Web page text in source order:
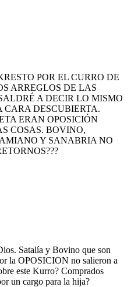
POR EL CURRO DE
ARREGLOS DE LAS
A DECIR LO MISMO
CARA DESCUBIERTA.
ERAN OPOSICIÓN
COSAS. BOVINO,
Y SANABRIA NO
Satalía y Bovino que son
la OPOSICION no salieron a
este Kurro? Comprados
un cargo para la hija?